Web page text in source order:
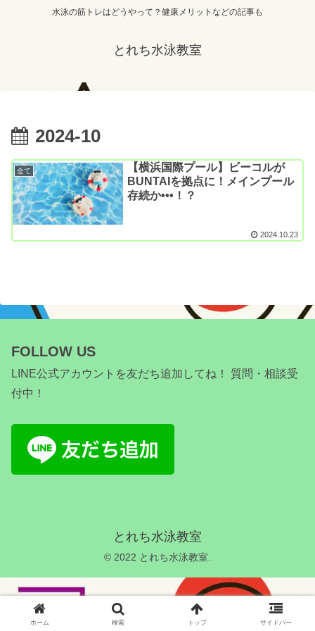
水泳の筋トレはどうやって？健康メリットなどの記事も
とれち水泳教室
2024-10
全て
【横浜国際プール】ビーコルが
BUNTAIを拠点に！メインプール
存続か•••！？
2024.10.23
FOLLOW US
LINE公式アカウントを友だち追加してね！ 質問・相談受
付中！
とれち水泳教室
© 2022 とれち水泳教室.
ホーム 検索 トップ サイドバー